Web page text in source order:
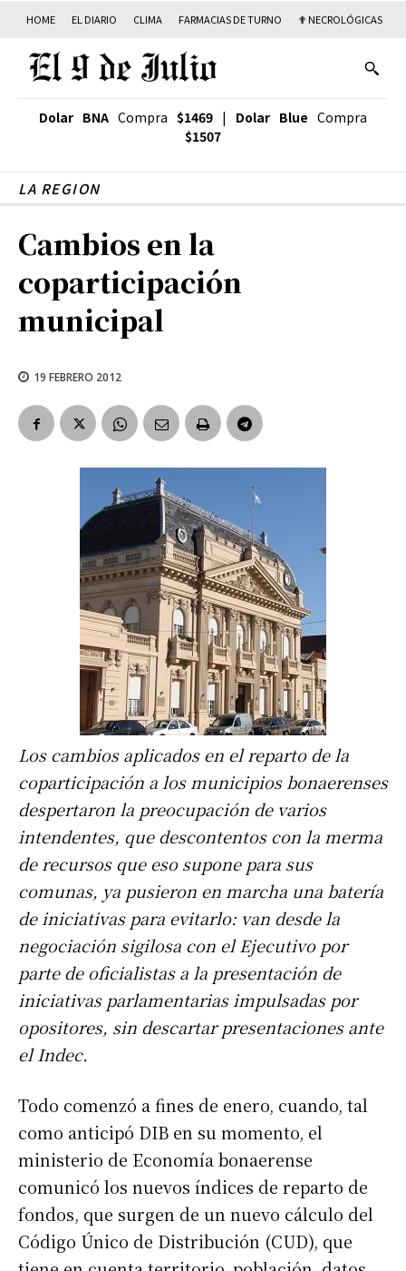
HOME EL DIARIO CLIMA FARMACIAS DE TURNO ✟ NECROLÓGICAS
Dolar BNA Compra $1469 | Dolar Blue Compra
$1507
LA REGION
Cambios en la
coparticipación
municipal
19 FEBRERO 2012
Los cambios aplicados en el reparto de la
coparticipación a los municipios bonaerenses
despertaron la preocupación de varios
intendentes, que descontentos con la merma
de recursos que eso supone para sus
comunas, ya pusieron en marcha una batería
de iniciativas para evitarlo: van desde la
negociación sigilosa con el Ejecutivo por
parte de oficialistas a la presentación de
iniciativas parlamentarias impulsadas por
opositores, sin descartar presentaciones ante
el Indec.
Todo comenzó a fines de enero, cuando, tal
como anticipó DIB en su momento, el
ministerio de Economía bonaerense
comunicó los nuevos índices de reparto de
fondos, que surgen de un nuevo cálculo del
Código Único de Distribución (CUD), que